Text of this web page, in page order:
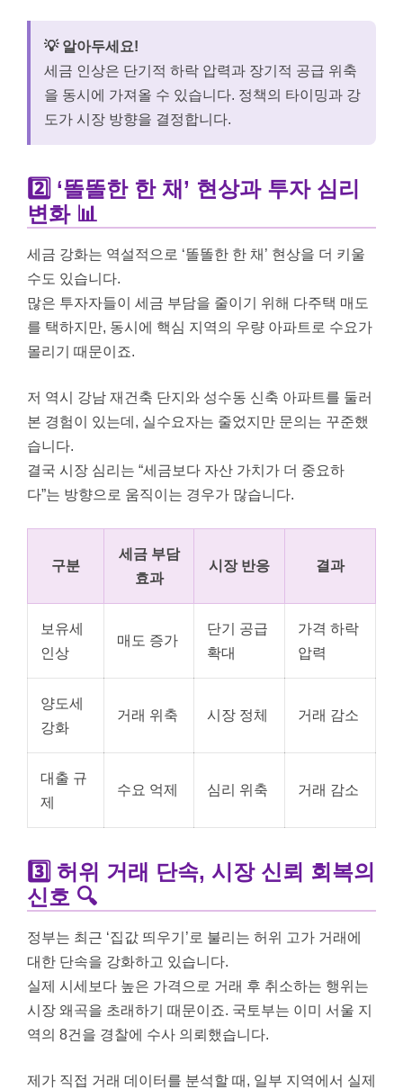
💡 알아두세요!
세금 인상은 단기적 하락 압력과 장기적 공급 위축
을 동시에 가져올 수 있습니다. 정책의 타이밍과 강
도가 시장 방향을 결정합니다.
2️⃣ ‘똘똘한 한 채’ 현상과 투자 심리
변화 📊
세금 강화는 역설적으로 ‘똘똘한 한 채’ 현상을 더 키울
수도 있습니다.
많은 투자자들이 세금 부담을 줄이기 위해 다주택 매도
를 택하지만, 동시에 핵심 지역의 우량 아파트로 수요가
몰리기 때문이죠.
저 역시 강남 재건축 단지와 성수동 신축 아파트를 둘러
본 경험이 있는데, 실수요자는 줄었지만 문의는 꾸준했
습니다.
결국 시장 심리는 “세금보다 자산 가치가 더 중요하
다”는 방향으로 움직이는 경우가 많습니다.
구분
세금 부담
효과
시장 반응 결과
보유세
인상
매도 증가
단기 공급
확대
가격 하락
압력
양도세
강화
거래 위축 시장 정체 거래 감소
대출 규
제
수요 억제 심리 위축 거래 감소
3️⃣ 허위 거래 단속, 시장 신뢰 회복의
신호 🔍
정부는 최근 ‘집값 띄우기’로 불리는 허위 고가 거래에
대한 단속을 강화하고 있습니다.
실제 시세보다 높은 가격으로 거래 후 취소하는 행위는
시장 왜곡을 초래하기 때문이죠. 국토부는 이미 서울 지
역의 8건을 경찰에 수사 의뢰했습니다.
제가 직접 거래 데이터를 분석할 때, 일부 지역에서 실제